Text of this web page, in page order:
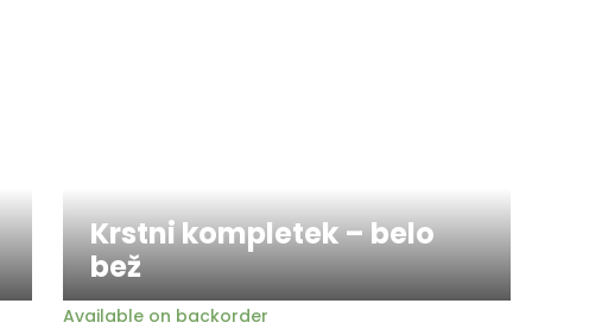
Krstni kompletek – belo
bež
Available on backorder